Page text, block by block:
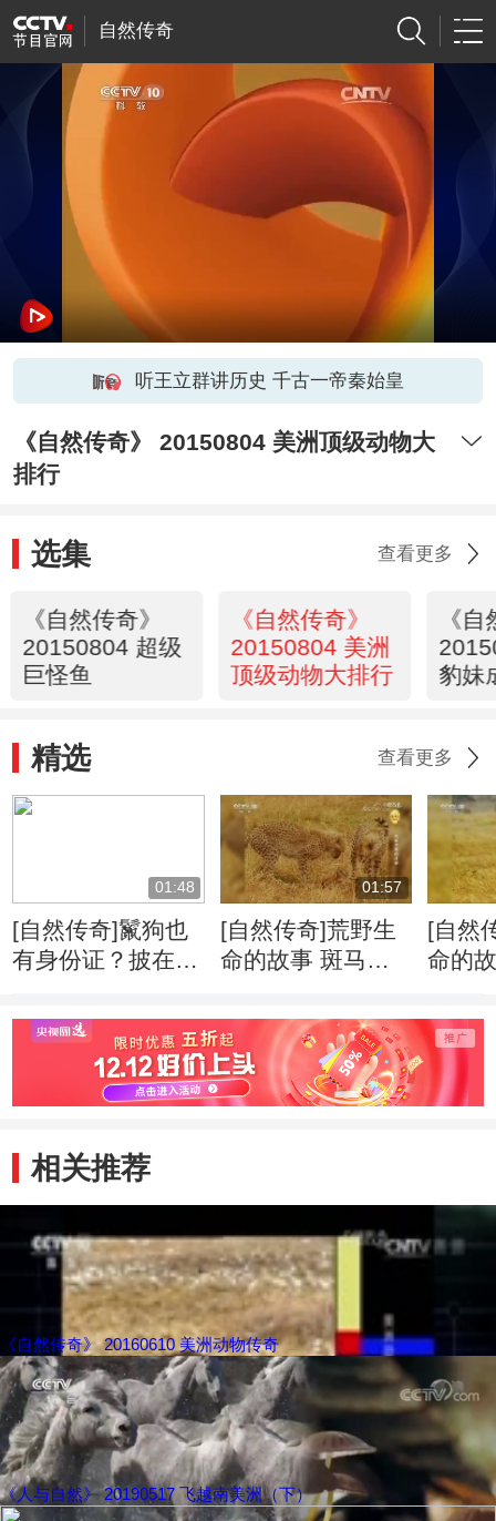
自然传奇
听王立群讲历史 千古一帝秦始皇
《自然传奇》 20150804 美洲顶级动物大
排行
选集 查看更多
《自然传奇》
20150804 超级
巨怪鱼
《自然传奇》
20150804 美洲
顶级动物大排行
《
豹妹
精选 查看更多
01:48
[自然传奇]鬣狗也
有身份证？披在身
01:57
[自然传奇]荒野生
命的故事 斑马牛
动物带来一场盛宴
[自然
命的
千里
相关推荐
《自然传奇》 20160610 美洲动物传奇
《人与自然》 20190517 飞越南美洲（下）